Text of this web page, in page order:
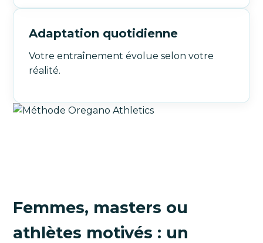
Adaptation quotidienne
Votre entraînement évolue selon votre
réalité.
Femmes, masters ou
athlètes motivés : un